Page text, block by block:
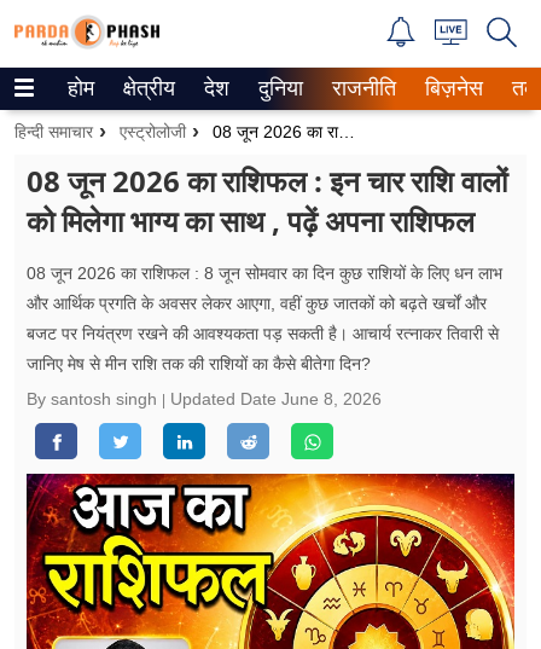
Trending on Google News
वेब स्टोरीज
उत्तर प्रदेश
गैलरी
रिलेशनशिप
जीवन मंत्रा
फूड
सेहत
होम क्षेत्रीय देश दुनिया राजनीति बिज़नेस
हिन्दी समाचार एस्ट्रोलोजी 08 जून 2026 का राशिफल : इन चार राशि वालों को मिलेगा भाग्य का साथ , पढ़ें अपना राशिफल
08 जून 2026 का राशिफल : इन चार राशि वालों
को मिलेगा भाग्य का साथ , पढ़ें अपना राशिफल
08 जून 2026 का राशिफल : 8 जून सोमवार का दिन कुछ राशियों के लिए धन लाभ
और आर्थिक प्रगति के अवसर लेकर आएगा, वहीं कुछ जातकों को बढ़ते खर्चों और
बजट पर नियंत्रण रखने की आवश्यकता पड़ सकती है। आचार्य रत्नाकर तिवारी से
जानिए मेष से मीन राशि तक की राशियों का कैसे बीतेगा दिन?
By santosh singh
Updated Date June 8, 2026